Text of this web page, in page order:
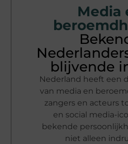
Media
blijvende
Nederland heeft een
van media en
zangers en acteurs
en social media-
bekende
niet alleen